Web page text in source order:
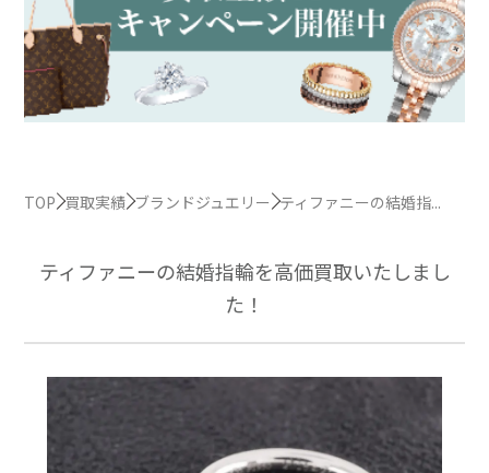
TOP 買取実績 ブランドジュエリー ティファニーの結婚指...
ティファニーの結婚指輪を高価買取いたしまし
た！